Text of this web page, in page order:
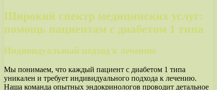
Широкий спектр медицинских услуг:
помощь пациентам с диабетом 1 типа
Индивидуальный подход к лечению
Мы понимаем, что каждый пациент с диабетом 1 типа
уникален и требует индивидуального подхода к лечению.
Наша команда опытных эндокринологов проводит детальное